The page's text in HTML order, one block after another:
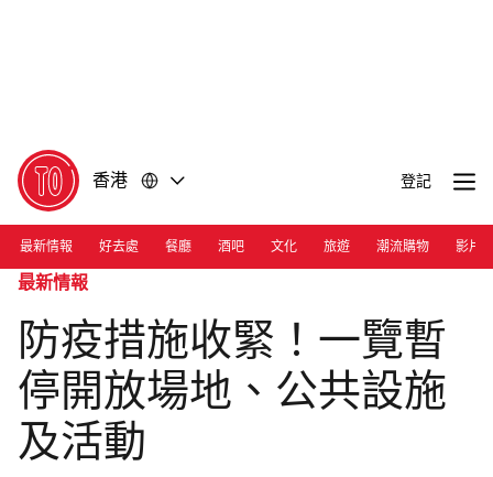
香港 登記
最新情報 好去處 餐廳 酒吧 文化 旅遊 潮流購物 影片
最新情報
防疫措施收緊！一覽暫
停開放場地、公共設施
及活動